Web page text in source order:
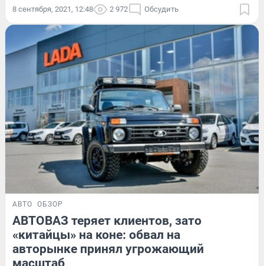
8 сентября, 2021, 12:48 2 972 Обсудить
АВТО ОБЗОР
АВТОВАЗ теряет клиентов, зато
«китайцы» на коне: обвал на
авторынке принял угрожающий
масштаб